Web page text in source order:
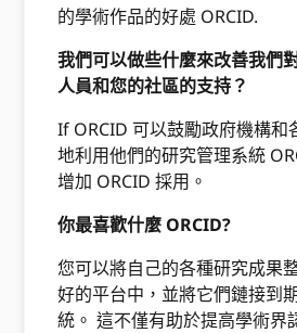
的學術作品的好處 ORCID.
我們可以做些什麼來改善我們
人員和您的社區的支持？
If ORCID 可以鼓勵政府機構和
地利用他們的研究管理系統
增加 ORCID 採用。
你最喜歡什麼 ORCID?
您可以將自己的各種研究成果
好的平台中，並將它們鏈接到
統。 這不僅有助於提高學術界